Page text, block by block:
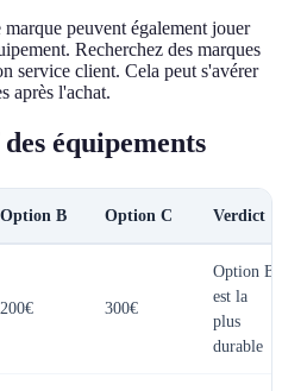
peuvent également jouer
Recherchez des marques
service client. Cela peut s'avérer
après l'achat.
équipements
Option B Option C Verdict
200€ 300€
Option B
est la
plus
durable